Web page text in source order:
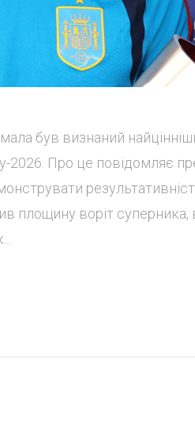
був визнаний
2026. Про це повідомляє
площину воріт